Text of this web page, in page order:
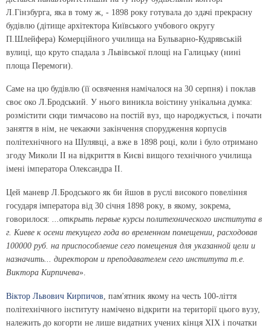
Л.Гінзбурга, яка в тому ж, - 1898 року готувала до здачі прекрасну
будівлю (дітище архітектора Київського учбового округу
П.Шлейфера) Комерційного училища на Бульварно-Кудрявській
вулиці, що круто спадала з Львівської площі на Галицьку (нині
площа Перемоги).
Саме на цю будівлю (її освячення намічалося на 30 серпня) і поклав
своє око Л.Бродський. У нього виникла воістину унікальна думка:
розмістити сюди тимчасово на постій вуз, що народжується, і почати
заняття в нім, не чекаючи закінчення спорудження корпусів
політехнічного на Шулявці, а вже в 1898 році, коли і було отримано
згоду Миколи II на відкриття в Києві вищого технічного училища
імені імператора Олександра II.
Цей маневр Л.Бродського як би йшов в руслі високого повеління
государя імператора від 30 січня 1898 року, в якому, зокрема,
говорилося: ...открыть первые курсы политехнического института в
г. Киеве к осени текущего года во временном помещении, расходовав
100000 руб. на приспособление сего помещения для указанной цели и
назначить... директором и преподавателем сего института т.е.
Виктора Кирпичева».
Віктор Львович Кирпичов, пам'ятник якому на честь 100-ліття
політехнічного інституту намічено відкрити на території цього вузу,
належить до когорти не лише видатних учених кінця XIX і початки